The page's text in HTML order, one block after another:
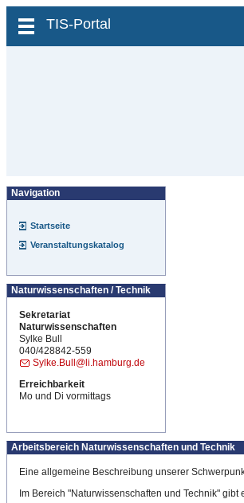
zum Inhalt wechseln
TIS-Portal
Navigation
Startseite
Veranstaltungskatalog
Naturwissenschaften / Technik
Sekretariat
Naturwissenschaften
Sylke Bull
040/428842-559
Sylke.Bull@li.hamburg.de
Erreichbarkeit
Mo und Di vormittags
Arbeitsbereich Naturwissenschaften und Technik
Eine allgemeine Beschreibung unserer
Im Bereich "Naturwissenschaften und Technik"